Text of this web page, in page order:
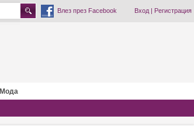
Влез през Facebook Вход| Регистрация
Мода